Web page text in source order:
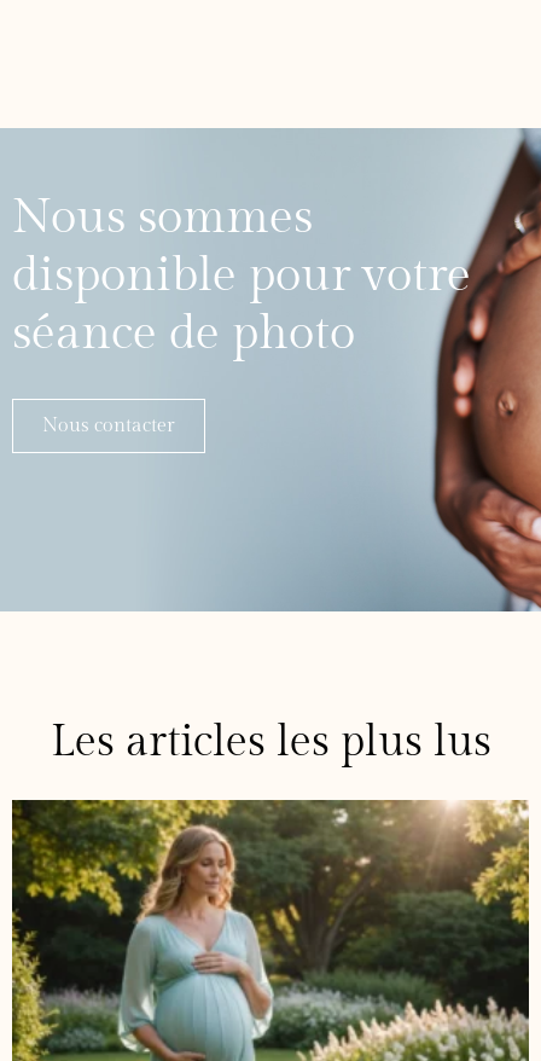
Nous sommes
disponible pour votre
séance de photo
Nous contacter
Les articles les plus lus